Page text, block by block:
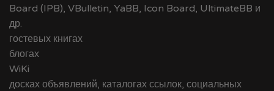
Board (IPB), VBulletin, YaBB, Icon Board, UltimateBB и
др.
гостевых книгах
блогах
WiKi
досках объявлений, каталогах ссылок, социальных